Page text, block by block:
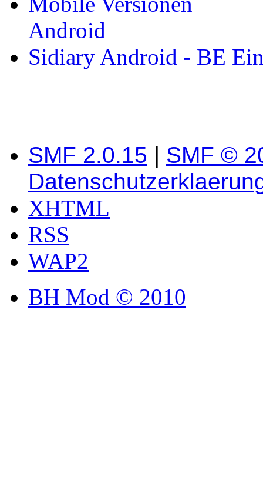
Android
Sidiary Android - BE
SMF 2.0.15 | SMF ©
XHTML
RSS
WAP2
BH Mod © 2010